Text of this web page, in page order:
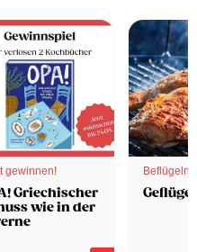
gewinnen!
Griechischer
wie in der